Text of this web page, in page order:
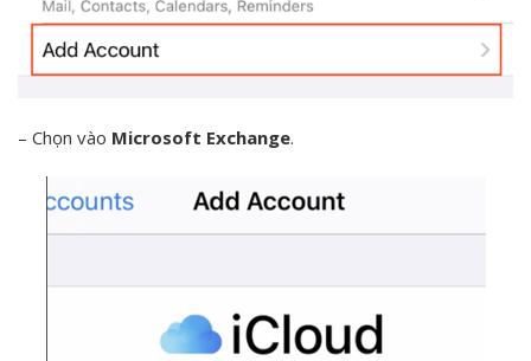
– Chọn vào Microsoft Exchange.